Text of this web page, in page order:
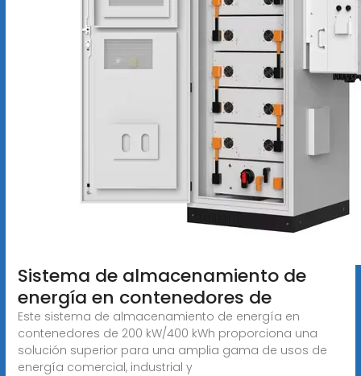
Sistema de almacenamiento de
energía en contenedores de
Este sistema de almacenamiento de energía en
contenedores de 200 kW/400 kWh proporciona una
solución superior para una amplia gama de usos de
energía comercial, industrial y